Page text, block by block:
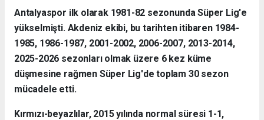
Antalyaspor ilk olarak 1981-82 sezonunda Süper Lig'e
yükselmişti. Akdeniz ekibi, bu tarihten itibaren 1984-
1985, 1986-1987, 2001-2002, 2006-2007, 2013-2014,
2025-2026 sezonları olmak üzere 6 kez küme
düşmesine rağmen Süper Lig'de toplam 30 sezon
mücadele etti.
Kırmızı-beyazlılar, 2015 yılında normal süresi 1-1,